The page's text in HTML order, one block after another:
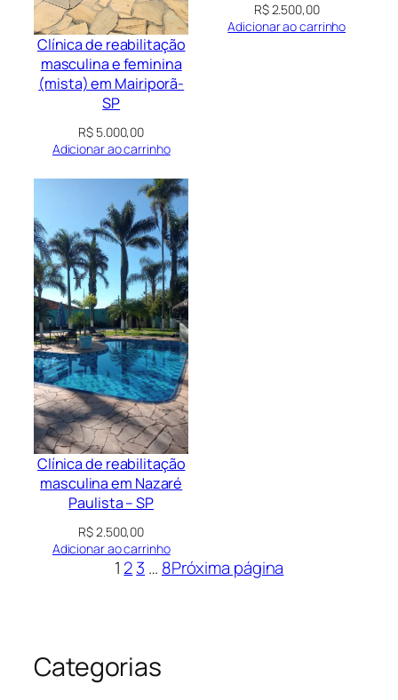
Clínica de reabilitação
masculina e feminina
(mista) em Mairiporã-
SP
R$ 5.000,00
Adicionar ao carrinho
R$2.500,00
Adicionar ao carrinho
Clínica de reabilitação
masculina em Nazaré
Paulista – SP
R$2.500,00
Adicionar ao carrinho
1 23 … 8Próxima página
Categorias